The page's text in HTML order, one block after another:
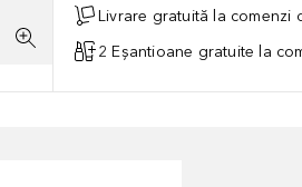
Livrare gratuită la comenzi
2 Eșantioane gratuite la